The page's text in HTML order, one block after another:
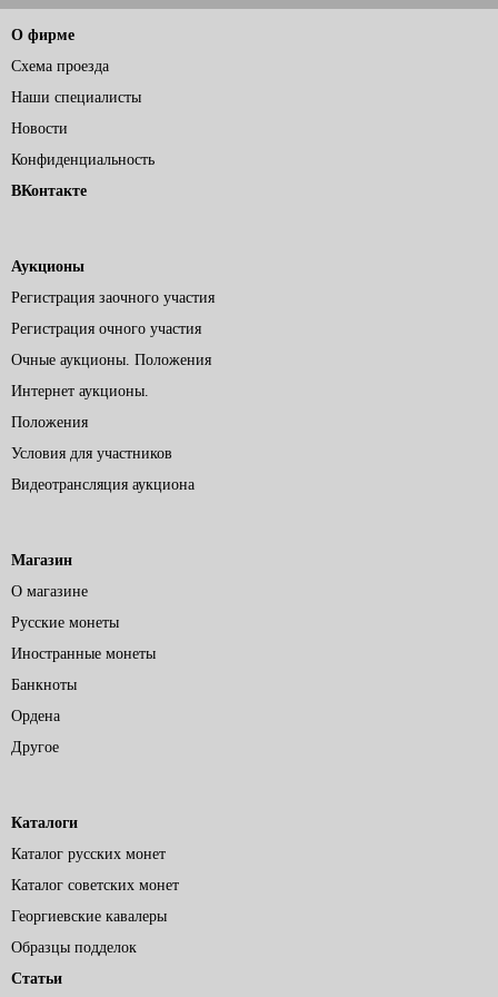
О фирме
Схема проезда
Наши специалисты
Новости
Конфиденциальность
ВКонтакте
Аукционы
Регистрация заочного участия
Регистрация очного участия
Очные аукционы. Положения
Интернет аукционы.
Положения
Условия для участников
Видеотрансляция аукциона
Магазин
О магазине
Русские монеты
Иностранные монеты
Банкноты
Ордена
Другое
Каталоги
Каталог русских монет
Каталог советских монет
Георгиевские кавалеры
Образцы подделок
Статьи